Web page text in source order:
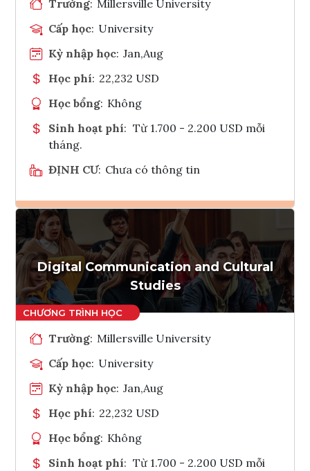
Trường: Millersville University
Cấp học: University
Kỳ nhập học: Jan,Aug
Học phí: 22,232 USD
Học bổng: Không
Sinh hoạt phí: Từ 1.700 - 2.200 USD mỗi
tháng.
ĐỊNH CƯ: Chưa có thông tin
Ghi danh
Tham vấn Interlink
Digital Communication and Cultural
Studies
Trường: Millersville University
Cấp học: University
Kỳ nhập học: Jan,Aug
Học phí: 22,232 USD
Học bổng: Không
Sinh hoạt phí: Từ 1.700 - 2.200 USD mỗi